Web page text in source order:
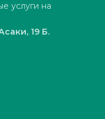
услуги на
19 Б.